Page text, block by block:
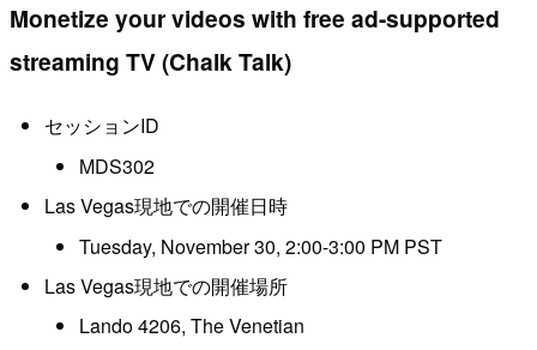
Monetize your videos with free ad-supported
streaming TV (Chalk Talk)
セッションID
MDS302
Las Vegas現地での開催日時
Tuesday, November 30, 2:00-3:00 PM PST
Las Vegas現地での開催場所
Lando 4206, The Venetian